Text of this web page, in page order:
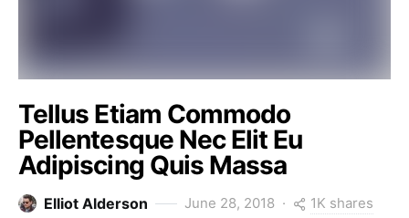
Tellus Etiam Commodo
Pellentesque Nec Elit Eu
Adipiscing Quis Massa
Elliot Alderson June 28, 2018 1K shares